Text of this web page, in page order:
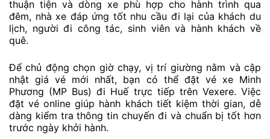
thuận tiện và dòng xe phù hợp cho hành trình qua
đêm, nhà xe đáp ứng tốt nhu cầu đi lại của khách du
lịch, người đi công tác, sinh viên và hành khách về
quê.
Để chủ động chọn giờ chạy, vị trí giường nằm và cập
nhật giá vé mới nhất, bạn có thể đặt vé xe Minh
Phương (MP Bus) đi Huế trực tiếp trên Vexere. Việc
đặt vé online giúp hành khách tiết kiệm thời gian, dễ
dàng kiểm tra thông tin chuyến đi và chuẩn bị tốt hơn
trước ngày khởi hành.